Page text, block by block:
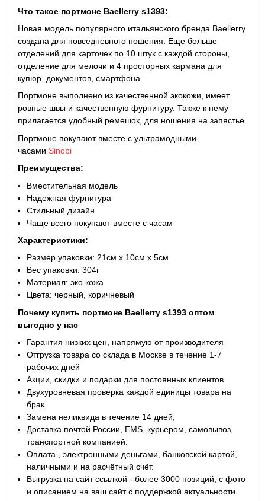
Что такое портмоне Baellerry s1393:
Новая модель популярного итальянского бренда Baellerry
создана для повседневного ношения. Еще больше
отделений для карточек по 10 штук с каждой стороны,
отделение для мелочи и 4 просторных кармана для
купюр, документов, смартфона.
Портмоне выполнено из качественной экокожи, имеет
ровные швы и качественную фурнитуру. Также к нему
прилагается удобный ремешок, для ношения на запястье.
Портмоне покупают вместе с ультрамодными
часами Sinobi
Преимущества:
Вместительная модель
Надежная фурнитура
Стильный дизайн
Чаще всего покупают вместе с часам
Характеристики:
Размер упаковки: 21см x 10см x 5см
Вес упаковки: 304г
Материал: эко кожа
Цвета: черный, коричневый
Почему купить портмоне Baellerry s1393 оптом
выгодно у нас
Гарантия низких цен, напрямую от производителя
Отгрузка товара со склада в Москве в течение 1-7
рабочих дней
Акции, скидки и подарки для постоянных клиентов
Двухуровневая проверка каждой единицы товара на
брак
Замена неликвида в течение 14 дней,
Доставка почтой России, EMS, курьером, самовывоз,
транспортной компанией.
Оплата , электронными деньгами, банковской картой,
наличными и на расчётный счёт.
Выгрузка на сайт ссылкой - более 3000 позиций, с фото
и описанием на ваш сайт с поддержкой актуальности